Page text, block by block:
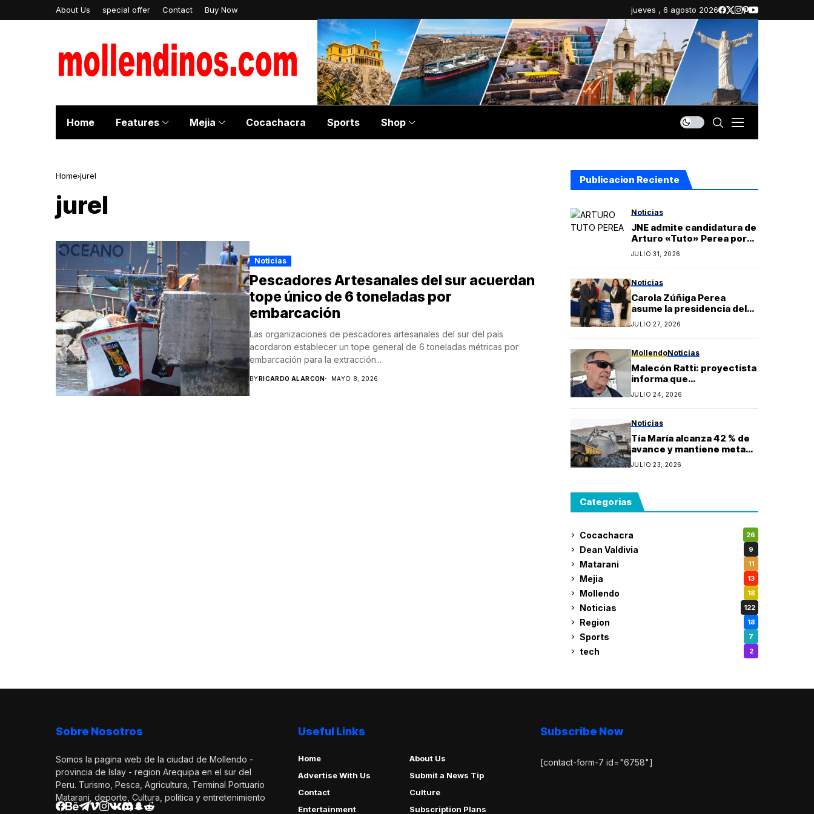
About Us special offer Contact Buy Now jueves , 6 agosto 2026
Home Features Mejia Cocachacra Sports Shop
Home jurel
jurel
Noticias
Pescadores Artesanales del sur acuerdan
tope único de 6 toneladas por
embarcación
Las organizaciones de pescadores artesanales del sur del país
acordaron establecer un tope general de 6 toneladas métricas por
embarcación para la extracción...
BYRICARDO ALARCON MAYO 8, 2026
Publicacion Reciente
Noticias
JNE admite candidatura de
Arturo «Tuto» Perea por
Islay y oficializa lista
regional de Yo Arequipa
Gonzales
JULIO 31, 2026
Noticias
Carola Zúñiga Perea
asume la presidencia del
Rotary Club Puerto Bravo
Mollendo y anuncia
provincia de Islay
JULIO 27, 2026
MollendoNoticias
Malecón Ratti: proyectista
informa que
observaciones técnicas
mantienen paralizada la
agosto
JULIO 24, 2026
Noticias
Tía María alcanza 42 % de
avance y mantiene meta
de iniciar producción
durante 2027
JULIO 23, 2026
Categorias
Cocachacra 26
Dean Valdivia 9
Matarani 11
Mejia 13
Mollendo 18
Noticias 122
Region 18
Sports 7
tech 2
Sobre Nosotros
Somos la pagina web de la ciudad de Mollendo -
provincia de Islay - region Arequipa en el sur del
Peru. Turismo, Pesca, Agricultura, Terminal Portuario
Matarani, deporte, Cultura, politica y entretenimiento
Useful Links
Home
About Us
Advertise With Us
Submit a News Tip
Contact
Culture
Entertainment
Subscription Plans
Subscribe Now
[contact-form-7 id="6758"]